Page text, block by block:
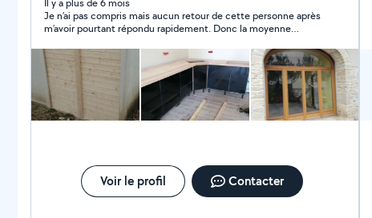
d'apprentissage en menuiserie aux Compagnons du
Devoir et du Tour de France 1 an et demi
d'apprentissage en tant que plaquiste au lycée
professionnel Pierre-Adrien Pâris BTS Bâtiment 1 an
d'expérience en tant que technicien études de prix
chez SMAC Compétences : Conception et montage
de meubles (en kit ou sur mesure) Pose de cuisines
Pose de parquet et plinthes Pose, réglage et
types de travaux en placo (cloisons, isolation, enduits,
sur demande. Travail soigné et adapté à vos besoins.
Il y a plus de 6 mois
Je n’ai pas compris mais aucun retour de cette personne après
m’avoir pourtant répondu rapidement. Donc la moyenne
Voir le profil Contacter